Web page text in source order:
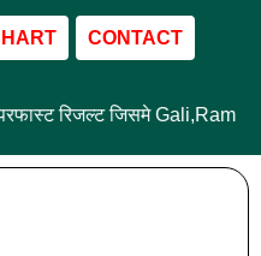
CONTACT
रिजल्ट जिसमे